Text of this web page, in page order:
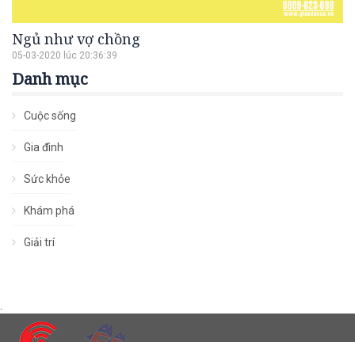
Ngủ như vợ chồng
05-03-2020 lúc 20:36:39
Danh mục
Cuộc sống
Gia đình
Sức khỏe
Khám phá
Giải trí